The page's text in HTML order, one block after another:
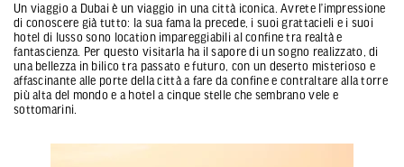
Un viaggio a Dubai è un viaggio in una città iconica. Avrete l’impressione
di conoscere già tutto: la sua fama la precede, i suoi grattacieli e i suoi
hotel di lusso sono location impareggiabili al confine tra realtà e
fantascienza. Per questo visitarla ha il sapore di un sogno realizzato, di
una bellezza in bilico tra passato e futuro, con un deserto misterioso e
affascinante alle porte della città a fare da confine e contraltare alla torre
più alta del mondo e a hotel a cinque stelle che sembrano vele e
sottomarini.